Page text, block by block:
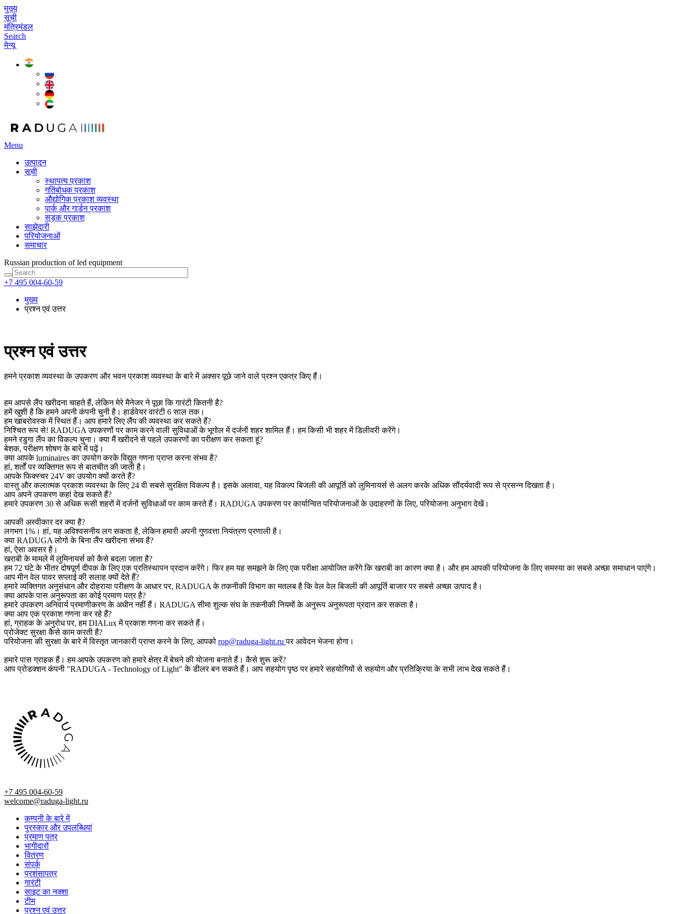
मुख्य
सूची
मंत्रिमंडल
Search
मेन्यू
Menu
उत्पादन
सूची
स्थापत्य प्रकाश
गतिबोधक प्रकाश
औद्योगिक प्रकाश व्यवस्था
पार्क और गार्डन प्रकाश
सड़क प्रकाश
साझेदारी
परियोजनाओं
समाचार
Russian production of led equipment
+7 495 004-60-59
मुख्य
प्रश्न एवं उत्तर
प्रश्न एवं उत्तर
हमने प्रकाश व्यवस्था के उपकरण और भवन प्रकाश व्यवस्था के बारे में अक्सर पूछे जाने वाले प्रश्न एकत्र किए हैं।
हम आपसे लैंप खरीदना चाहते हैं, लेकिन मेरे मैनेजर ने पूछा कि गारंटी कितनी है?
हमें खुशी है कि हमने अपनी कंपनी चुनी है। हार्डवेयर वारंटी 6 साल तक।
हम खाबरोवस्क में स्थित हैं। आप हमारे लिए लैंप की व्यवस्था कर सकते हैं?
निश्चित रूप से! RADUGA उपकरणों पर काम करने वाली सुविधाओं के भूगोल में दर्जनों शहर शामिल हैं। हम किसी भी शहर में डिलीवरी करेंगे।
हमने रडुगा लैंप का विकल्प चुना। क्या मैं खरीदने से पहले उपकरणों का परीक्षण कर सकता हूं?
बेशक, परीक्षण शोषण के बारे में पढ़ें।
क्या आपके luminaires का उपयोग करके विद्युत गणना प्राप्त करना संभव है?
हां, शर्तों पर व्यक्तिगत रूप से बातचीत की जाती है।
आपके फिक्स्चर 24V का उपयोग क्यों करते हैं?
वास्तु और कलात्मक प्रकाश व्यवस्था के लिए 24 वी सबसे सुरक्षित विकल्प है। इसके अलावा, यह विकल्प बिजली की आपूर्ति को लुमिनायर्स से अलग करके अधिक सौंदर्यवादी रूप से प्रसन्न दिखता है।
आप अपने उपकरण कहां देख सकते हैं?
हमारे उपकरण 30 से अधिक रूसी शहरों में दर्जनों सुविधाओं पर काम करते हैं। RADUGA उपकरण पर कार्यान्वित परियोजनाओं के उदाहरणों के लिए, परियोजना अनुभाग देखें।
आपकी अस्वीकार दर क्या है?
लगभग 1%। हां, यह अविश्वसनीय लग सकता है, लेकिन हमारी अपनी गुणवत्ता नियंत्रण प्रणाली है।
क्या RADUGA लोगो के बिना लैंप खरीदना संभव है?
हां, ऐसा अवसर है।
खराबी के मामले में लुमिनायर्स को कैसे बदला जाता है?
हम 72 घंटे के भीतर दोषपूर्ण दीपक के लिए एक प्रतिस्थापन प्रदान करेंगे। फिर हम यह समझने के लिए एक परीक्षा आयोजित करेंगे कि खराबी का कारण क्या है। और हम आपकी परियोजना के लिए समस्या का सबसे अच्छा समाधान पाएंगे।
आप मीन वेल पावर सप्लाई की सलाह क्यों देते हैं?
हमारे व्यक्तिगत अनुसंधान और दोहराया परीक्षण के आधार पर, RADUGA के तकनीकी विभाग का मतलब है कि वेल वेल बिजली की आपूर्ति बाजार पर सबसे अच्छा उत्पाद है।
क्या आपके पास अनुरूपता का कोई प्रमाण पत्र है?
हमारे उपकरण अनिवार्य प्रमाणीकरण के अधीन नहीं हैं। RADUGA सीमा शुल्क संघ के तकनीकी नियमों के अनुरूप अनुरूपता प्रदान कर सकता है।
क्या आप एक प्रकाश गणना कर रहे हैं?
हां, ग्राहक के अनुरोध पर, हम DIALux में प्रकाश गणना कर सकते हैं।
प्रोजेक्ट सुरक्षा कैसे काम करती है?
परियोजना की सुरक्षा के बारे में विस्तृत जानकारी प्राप्त करने के लिए, आपको rop@raduga-light.ruपर आवेदन भेजना होगा।
हमारे पास ग्राहक हैं। हम आपके उपकरण को हमारे क्षेत्र में बेचने की योजना बनाते हैं। कैसे शुरू करें?
आप प्रोडक्शन कंपनी "RADUGA - Technology of Light" के डीलर बन सकते हैं। आप सहयोग पृष्ठ पर हमारे सहयोगियों से सहयोग और प्रतिक्रिया के सभी लाभ देख सकते हैं।
+7 495 004-60-59
welcome@raduga-light.ru
कम्पनी के बारे में
पुरस्कार और उपलब्धियां
प्रमाण पत्र
भागीदारों
वितरण
संपर्क
प्रशंसापत्र
गारंटी
साइट का नक्शा
टीम
प्रश्न एवं उत्तर